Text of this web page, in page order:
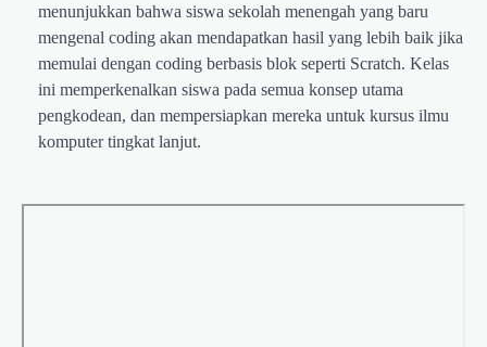
menunjukkan bahwa siswa sekolah menengah yang baru
mengenal coding akan mendapatkan hasil yang lebih baik jika
memulai dengan coding berbasis blok seperti Scratch. Kelas
ini memperkenalkan siswa pada semua konsep utama
pengkodean, dan mempersiapkan mereka untuk kursus ilmu
komputer tingkat lanjut.